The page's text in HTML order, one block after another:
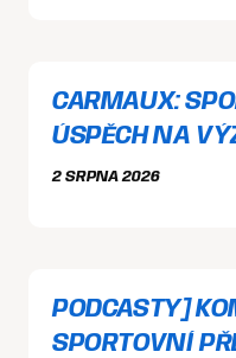
CARMAUX:
ÚSPĚCH NA
2 SRPNA 2026
PODCASTY]
SPORTOVNÍ